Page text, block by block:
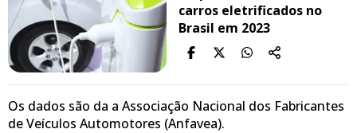
carros eletrificados no
Brasil em 2023
Os dados são da a Associação Nacional dos Fabricantes
de Veículos Automotores (Anfavea).